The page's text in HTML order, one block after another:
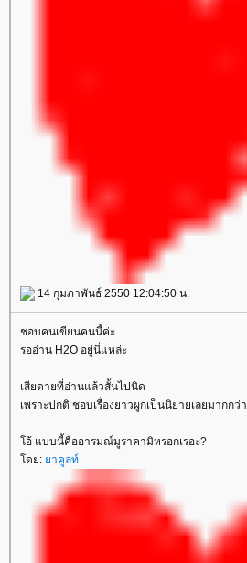
14 กุมภาพันธ์ 2550 12:04:50 น.
ชอบคนเขียนคนนี้ค่ะ
รออ่าน H2O อยู่นี่แหล่ะ
เสียดายที่อ่านแล้วสั้นไปนิด
เพราะปกติ ชอบเรื่องยาวผูกเป็นนิยายเลยมากกว่า
อ้ แบบนี้คืออารมณ์มูราคามิหรอกเรอะ?
ดย: าคูลท์